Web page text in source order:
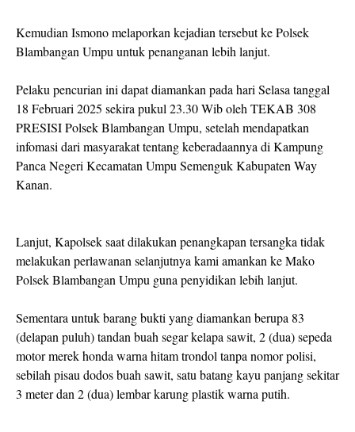
Kemudian Ismono melaporkan kejadian tersebut ke Polsek
Blambangan Umpu untuk penanganan lebih lanjut.
Pelaku pencurian ini dapat diamankan pada hari Selasa tanggal
18 Februari 2025 sekira pukul 23.30 Wib oleh TEKAB 308
PRESISI Polsek Blambangan Umpu, setelah mendapatkan
infomasi dari masyarakat tentang keberadaannya di Kampung
Panca Negeri Kecamatan Umpu Semenguk Kabupaten Way
Kanan.
Lanjut, Kapolsek saat dilakukan penangkapan tersangka tidak
melakukan perlawanan selanjutnya kami amankan ke Mako
Polsek Blambangan Umpu guna penyidikan lebih lanjut.
Sementara untuk barang bukti yang diamankan berupa 83
(delapan puluh) tandan buah segar kelapa sawit, 2 (dua) sepeda
motor merek honda warna hitam trondol tanpa nomor polisi,
sebilah pisau dodos buah sawit, satu batang kayu panjang sekitar
3 meter dan 2 (dua) lembar karung plastik warna putih.